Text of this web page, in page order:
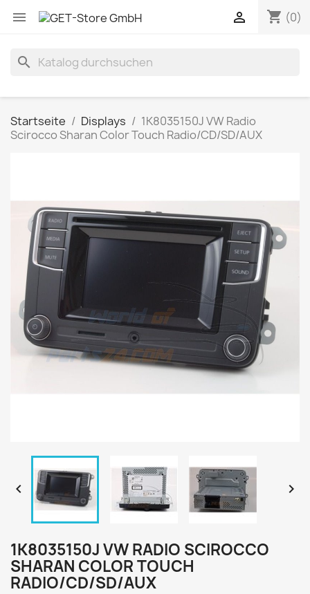
 shopping_cart (0)

search
Startseite Displays
1K8035150J VW Radio
Scirocco Sharan Color Touch Radio/CD/SD/AUX
 
1K8035150J VW RADIO SCIROCCO
SHARAN COLOR TOUCH
RADIO/CD/SD/AUX